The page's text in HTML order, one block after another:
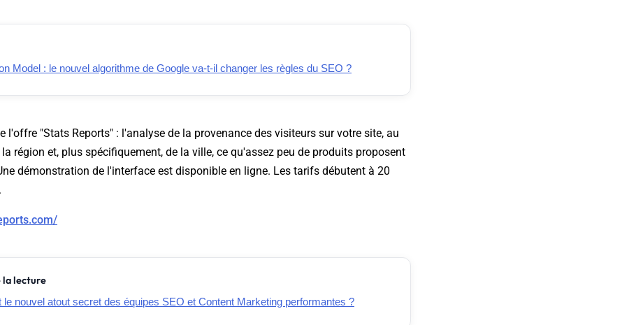
Model : le nouvel algorithme de Google va-t-il changer les règles du SEO ?
l'offre "Stats Reports" : l'analyse de la provenance des visiteurs sur votre site, au
région et, plus spécifiquement, de la ville, ce qu'assez peu de produits proposent
démonstration de l'interface est disponible en ligne. Les tarifs débutent à 20
la lecture
le nouvel atout secret des équipes SEO et Content Marketing performantes ?